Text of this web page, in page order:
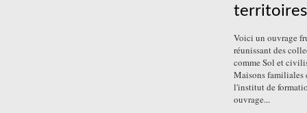
Voici un ouvrage
réunissant des
comme Sol et
Maisons familiales
l'institut de
ouvrage...